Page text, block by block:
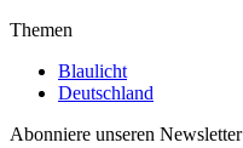
Themen
Blaulicht
Deutschland
Abonniere unseren Newsletter